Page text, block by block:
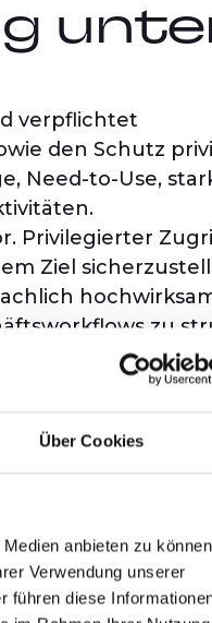
Über Cookies
anbieten zu können
Verwendung unserer
führen diese
verpflichtet
den Schutz
Need-to-Use,
Privilegierter
Ziel
zu
primär auf den
Es ist nicht
Risiken
Rollen